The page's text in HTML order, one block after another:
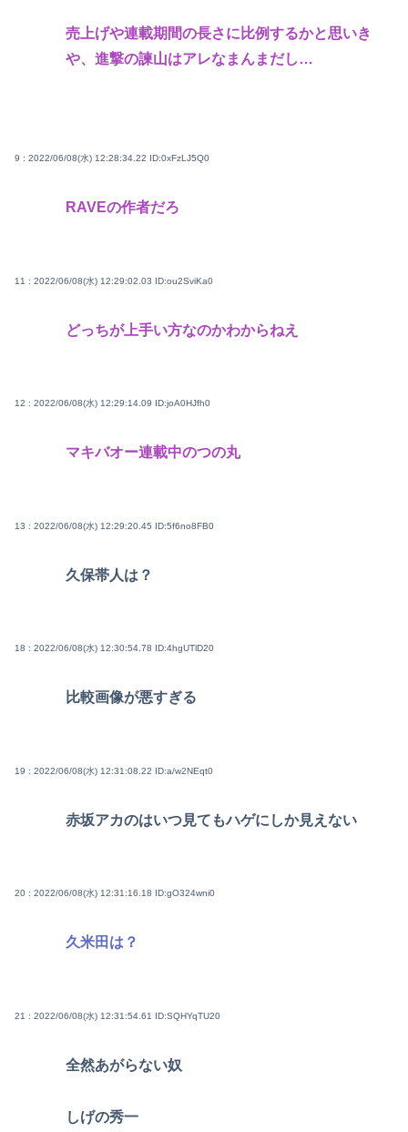
売上げや連載期間の長さに比例するかと思いき
や、進撃の諫山はアレなまんまだし…
9 : 2022/06/08(水) 12:28:34.22 ID:0xFzLJ5Q0
RAVEの作者だろ
11 : 2022/06/08(水) 12:29:02.03 ID:ou2SviKa0
どっちが上手い方なのかわからねえ
12 : 2022/06/08(水) 12:29:14.09 ID:joA0HJfh0
マキバオー連載中のつの丸
13 : 2022/06/08(水) 12:29:20.45 ID:5f6no8FB0
久保帯人は？
18 : 2022/06/08(水) 12:30:54.78 ID:4hgUTlD20
比較画像が悪すぎる
19 : 2022/06/08(水) 12:31:08.22 ID:a/w2NEqt0
赤坂アカのはいつ見てもハゲにしか見えない
20 : 2022/06/08(水) 12:31:16.18 ID:gO324wni0
久米田は？
21 : 2022/06/08(水) 12:31:54.61 ID:SQHYqTU20
全然あがらない奴
しげの秀一